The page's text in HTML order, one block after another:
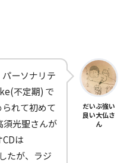
パーソナリテ
不定期) で
れて初めて
須光聖さんが
は
たが、ラジ
だいぶ強い
良い大仏さ
ん